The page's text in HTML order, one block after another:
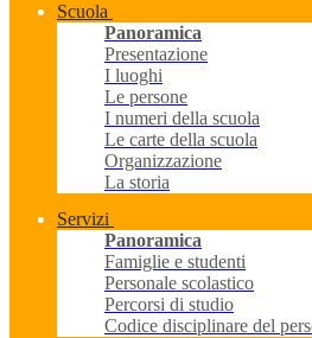
Scuola
Panoramica
Presentazione
I luoghi
Le persone
I numeri della scuola
Le carte della scuola
Organizzazione
La storia
Servizi
Panoramica
Famiglie e studenti
Personale scolastico
Percorsi di studio
Codice disciplinare del